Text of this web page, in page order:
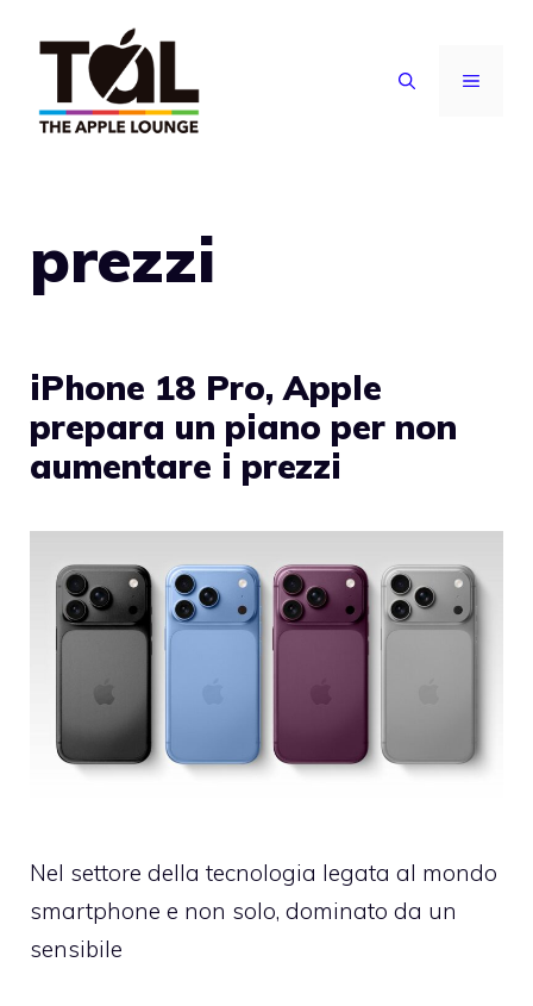
contenuto
MENU
prezzi
iPhone 18 Pro, Apple
prepara un piano per non
aumentare i prezzi
Nel settore della tecnologia legata al mondo
smartphone e non solo, dominato da un
sensibile